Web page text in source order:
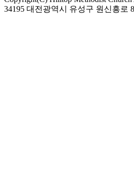
34195 대전광역시 유성구 원신흥로